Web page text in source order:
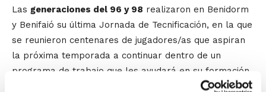
Las generaciones del 96 y 98 realizaron en Benidorm
y Benifaió su última Jornada de Tecnificación, en la que
se reunieron centenares de jugadores/as que aspiran
la próxima temporada a continuar dentro de un
programa de trabajo que les ayudará en su formación
y al mismo tiempo les permitirá aspirar a formar